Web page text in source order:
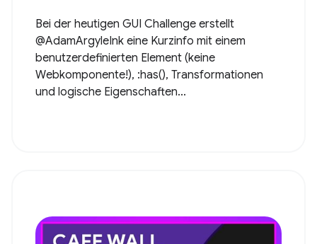
Bei der heutigen GUI Challenge erstellt
@AdamArgyleInk eine Kurzinfo mit einem
benutzerdefinierten Element (keine
Webkomponente!), :has(), Transformationen
und logische Eigenschaften...